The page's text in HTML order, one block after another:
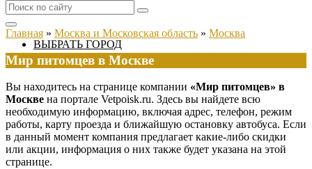
ВЫБРАТЬ ГОРОД
Главная » Москва и Московская область » Москва
Мир питомцев в Москве
Вы находитесь на странице компании «Мир питомцев» в
Москве на портале Vetpoisk.ru. Здесь вы найдете всю
необходимую информацию, включая адрес, телефон, режим
работы, карту проезда и ближайшую остановку автобуса. Если
в данный момент компания предлагает какие-либо скидки
или акции, информация о них также будет указана на этой
странице.